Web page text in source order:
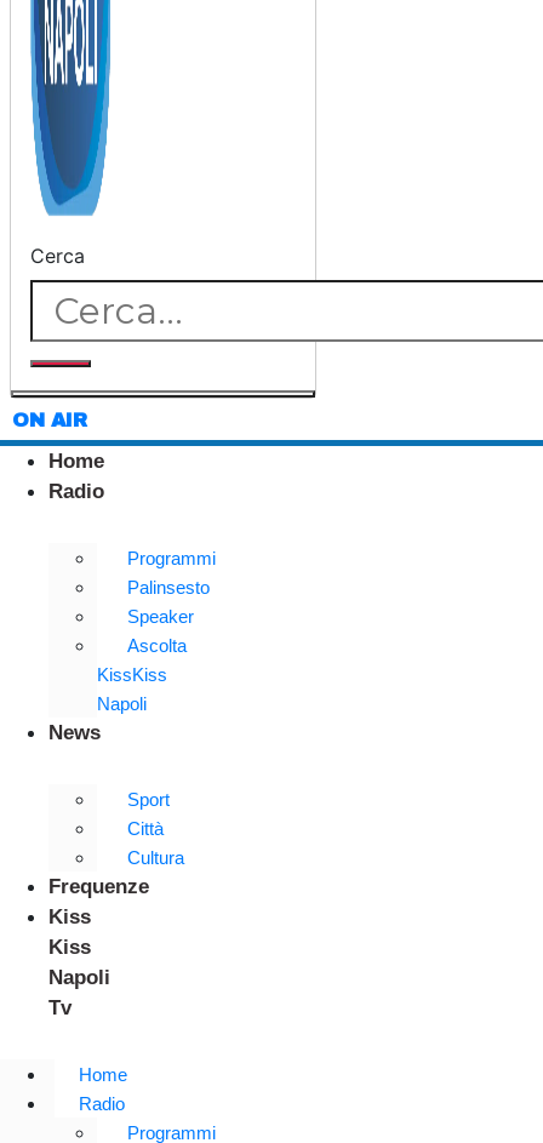
Cerca
ON AIR
Home
Radio
Programmi
Palinsesto
Speaker
Ascolta
KissKiss
Napoli
News
Sport
Città
Cultura
Frequenze
Kiss
Kiss
Napoli
Tv
Home
Radio
Programmi